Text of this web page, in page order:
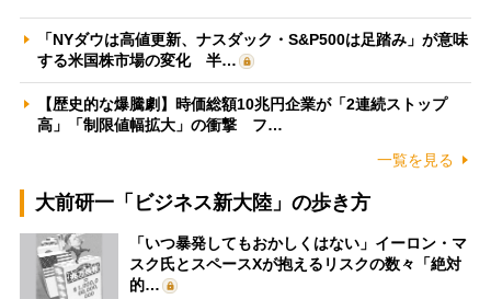
「NYダウは高値更新、ナスダック・S&P500は足踏み」が意味
する米国株市場の変化 半…
【歴史的な爆騰劇】時価総額10兆円企業が「2連続ストップ
高」「制限値幅拡大」の衝撃 フ…
一覧を見る
大前研一「ビジネス新大陸」の歩き方
「いつ暴発してもおかしくはない」イーロン・マ
スク氏とスペースXが抱えるリスクの数々「絶対
的…